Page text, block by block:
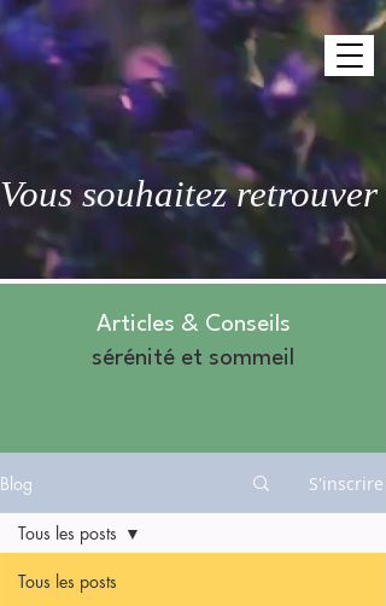
Vous souhaitez
Articles & Conseils
sérénité et sommeil
Blog S'inscrire
Tous les posts
Tous les posts